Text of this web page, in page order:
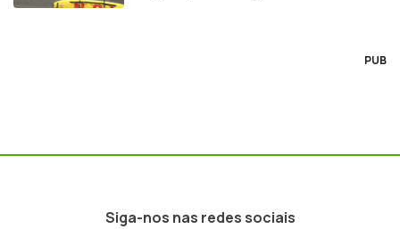
PUB
Siga-nos nas redes sociais